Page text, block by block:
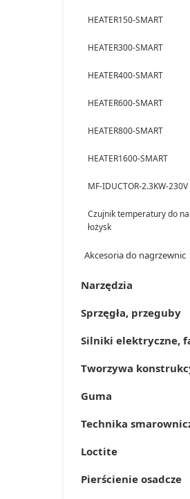
HEATER150-SMART
HEATER300-SMART
HEATER400-SMART
HEATER600-SMART
HEATER800-SMART
HEATER1600-SMART
MF-IDUCTOR-2.3KW-230V
Czujnik temperatury do
łożysk
Akcesoria do nagrzewnic
Narzędzia
Sprzęgła, przeguby
Silniki elektryczne,
Tworzywa
Guma
Technika
Loctite
Pierścienie osadcze